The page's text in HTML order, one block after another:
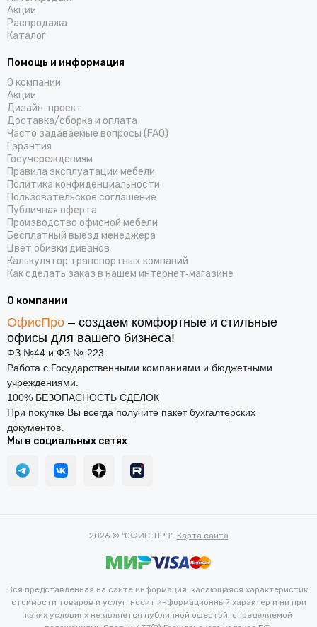
Акции
Распродажа
Каталог
Помощь и информация
О компании
Акции
Дизайн-проект
Доставка/cборка и оплата
Часто задаваемые вопросы (FAQ)
Гарантия
Госучереждениям
Правила эксплуатации мебели
Политика конфиденциальности
Пользовательское соглашение
Публичная оферта
Производство офисной мебели
Бесплатный выезд менеджера
Цвет обивки диванов
Калькулятор транспортных компаний
Как сделать заказ в нашем интернет‑магазине
О компании
ОфисПро – создаем комфортные и стильные
офисы для вашего бизнеса!
ФЗ №44 и ФЗ №-223
Работа с Государственными компаниями и бюджетными
учреждениями.
100% БЕЗОПАСНОСТЬ СДЕЛОК
При покупке Вы всегда получите пакет бухгалтерских
документов.
Мы в социальных сетях
2026 © "ОФИС-ПРО". Карта сайта
Вся представленная на сайте информация, касающаяся характеристик,
стоимости товаров и услуг, носит информационный характер и ни при
каких условиях не является публичной офертой, определяемой